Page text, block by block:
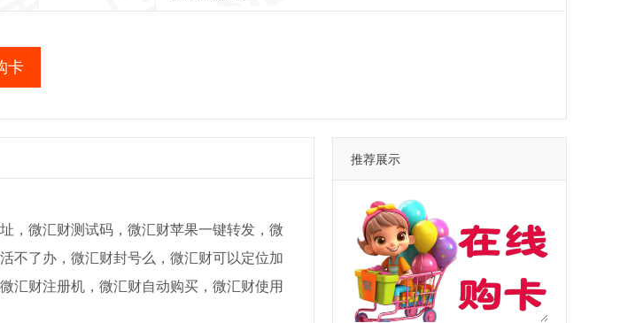
卡
，微汇财测试码，微汇财苹果一键转发，微
不了办，微汇财封号么，微汇财可以定位加
汇财注册机，微汇财自动购买，微汇财使用
推荐展示